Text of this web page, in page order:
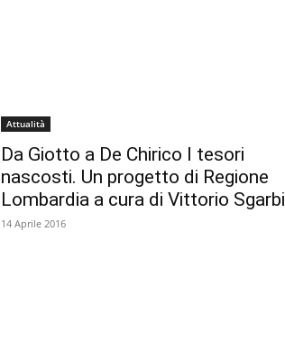
Attualità
Da Giotto a De Chirico I tesori
nascosti. Un progetto di Regione
Lombardia a cura di Vittorio Sgarbi
14 Aprile 2016